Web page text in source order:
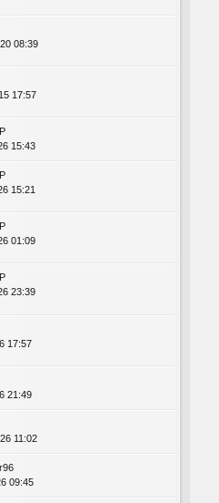
08:39
17:57
15:43
15:21
01:09
23:39
17:57
21:49
11:02
09:45